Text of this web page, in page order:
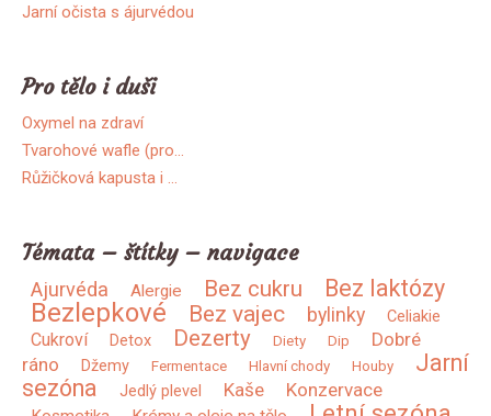
Jarní očista s ájurvédou
Pro tělo i duši
Oxymel na zdraví
Tvarohové wafle (pro…
Růžičková kapusta i …
Témata – štítky – navigace
Ajurvéda Alergie Bez cukru Bez laktózy
Bezlepkové Bez vajec bylinky Celiakie
Cukroví Detox Dezerty Diety Dip
Dobré
ráno
Džemy Fermentace Hlavní chody Houby
Jarní
sezóna
Jedlý plevel Kaše Konzervace